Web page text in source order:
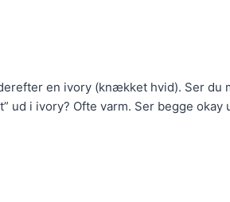
en ivory (knækket hvid). Ser du
ud i ivory? Ofte varm. Ser begge okay